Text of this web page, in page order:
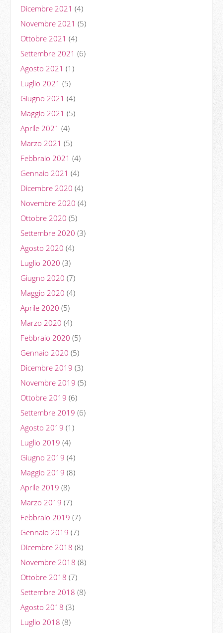
Dicembre 2021 (4)
Novembre 2021 (5)
Ottobre 2021 (4)
Settembre 2021 (6)
Agosto 2021 (1)
Luglio 2021 (5)
Giugno 2021 (4)
Maggio 2021 (5)
Aprile 2021 (4)
Marzo 2021 (5)
Febbraio 2021 (4)
Gennaio 2021 (4)
Dicembre 2020 (4)
Novembre 2020 (4)
Ottobre 2020 (5)
Settembre 2020 (3)
Agosto 2020 (4)
Luglio 2020 (3)
Giugno 2020 (7)
Maggio 2020 (4)
Aprile 2020 (5)
Marzo 2020 (4)
Febbraio 2020 (5)
Gennaio 2020 (5)
Dicembre 2019 (3)
Novembre 2019 (5)
Ottobre 2019 (6)
Settembre 2019 (6)
Agosto 2019 (1)
Luglio 2019 (4)
Giugno 2019 (4)
Maggio 2019 (8)
Aprile 2019 (8)
Marzo 2019 (7)
Febbraio 2019 (7)
Gennaio 2019 (7)
Dicembre 2018 (8)
Novembre 2018 (8)
Ottobre 2018 (7)
Settembre 2018 (8)
Agosto 2018 (3)
Luglio 2018 (8)